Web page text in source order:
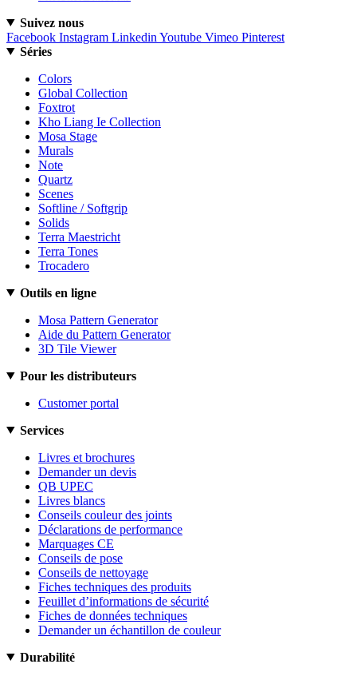
Suivez nous
Facebook Instagram Linkedin Youtube Vimeo Pinterest
Séries
Colors
Global Collection
Foxtrot
Kho Liang Ie Collection
Mosa Stage
Murals
Note
Quartz
Scenes
Softline / Softgrip
Solids
Terra Maestricht
Terra Tones
Trocadero
Outils en ligne
Mosa Pattern Generator
Aide du Pattern Generator
3D Tile Viewer
Pour les distributeurs
Customer portal
Services
Livres et brochures
Demander un devis
QB UPEC
Livres blancs
Conseils couleur des joints
Déclarations de performance
Marquages CE
Conseils de pose
Conseils de nettoyage
Fiches techniques des produits
Feuillet d’informations de sécurité
Fiches de données techniques
Demander un échantillon de couleur
Durabilité